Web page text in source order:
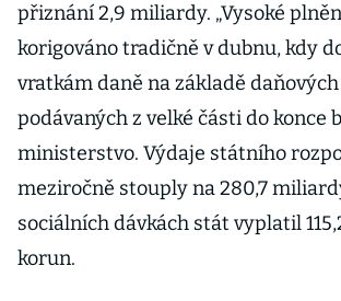
přiznání 2,9 miliardy. „Vysoké
korigováno tradičně v dubnu, kdy
vratkám daně na základě
podávaných z velké části do konce
ministerstvo. Výdaje státního
meziročně stouply na 280,7
sociálních dávkách stát vyplatil
korun.